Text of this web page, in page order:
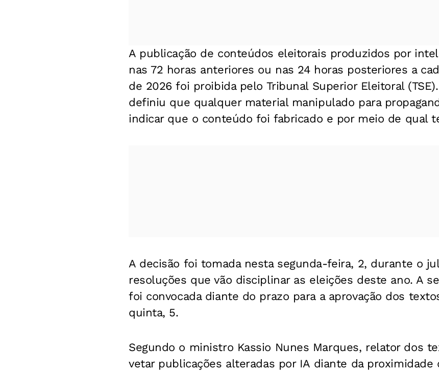
A publicação de conteúdos eleitorais produzidos por
nas 72 horas anteriores ou nas 24 horas posteriores a
de 2026 foi proibida pelo Tribunal Superior Eleitoral
definiu que qualquer material manipulado para
indicar que o conteúdo foi fabricado e por meio de qual
A decisão foi tomada nesta segunda-feira, 2, durante o
resoluções que vão disciplinar as eleições deste ano. A
foi convocada diante do prazo para a aprovação dos
quinta, 5.
Segundo o ministro Kassio Nunes Marques, relator dos
vetar publicações alteradas por IA diante da proximidade